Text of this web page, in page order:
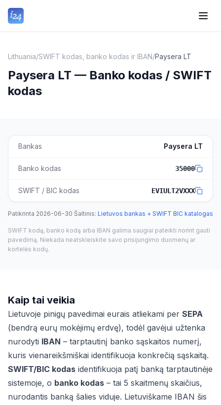
Lithuania/SWIFT kodas, banko kodas ir IBAN/Paysera LT
Paysera LT — Banko kodas / SWIFT
kodas
Bankas Paysera LT
Banko kodas 35000
SWIFT / BIC kodas EVIULT2VXXX
Patikrinta 2026-06-30·Šaltinis: Lietuvos bankas + SWIFT BIC katalogas
SWIFT kodą, banko kodą arba IBAN galima saugiai pateikti norint gauti
pavedimą. Niekada neatskleiskite savo prisijungimo duomenų ar
kortelės kodų.
Kaip tai veikia
Lietuvoje pinigų pavedimai eurais atliekami per SEPA
(bendrą eurų mokėjimų erdvę), todėl gavėjui užtenka
nurodyti IBAN – tarptautinį banko sąskaitos numerį,
kuris vienareikšmiškai identifikuoja konkrečią sąskaitą.
SWIFT/BIC kodas identifikuoja patį banką tarptautinėje
sistemoje, o banko kodas – tai 5 skaitmenų skaičius,
nurodantis banką šalies viduje. Lietuviškame IBAN šis